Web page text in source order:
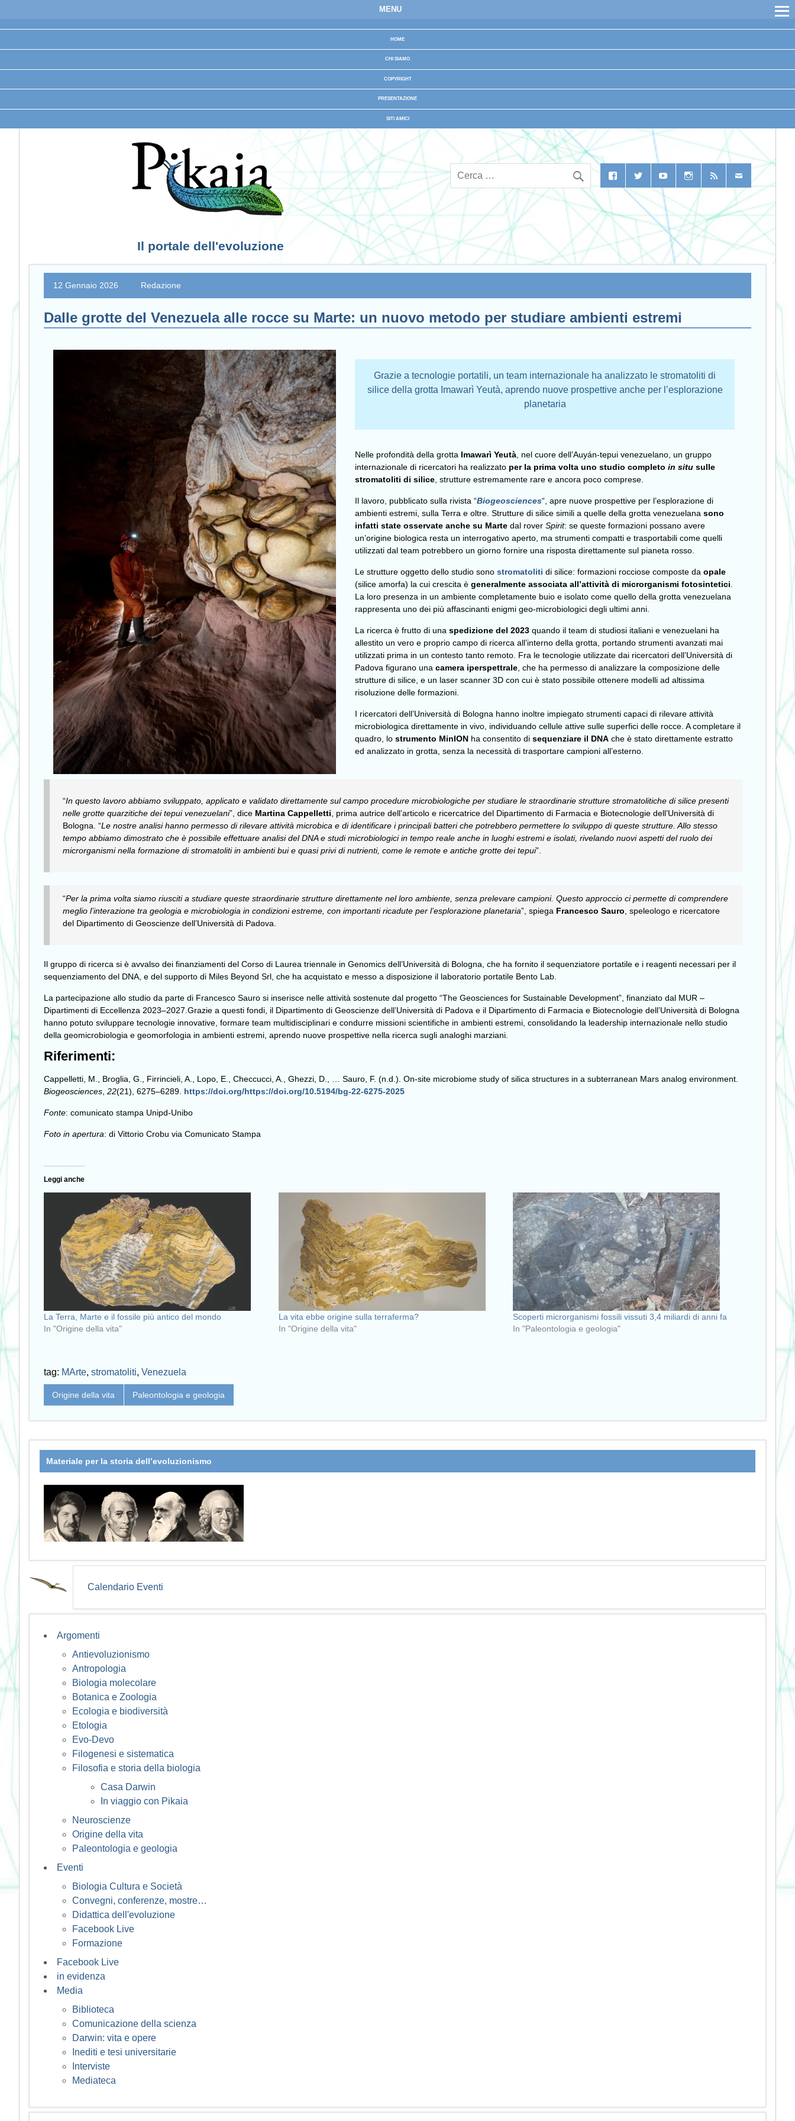
MENU
HOME
CHI SIAMO
COPYRIGHT
PRESENTAZIONE
SITI AMICI
Il portale dell'evoluzione
12 Gennaio 2026 Redazione
Dalle grotte del Venezuela alle rocce su Marte: un nuovo metodo per studiare ambienti estremi
Grazie a tecnologie portatili, un team internazionale ha analizzato le stromatoliti di
silice della grotta Imawarì Yeutà, aprendo nuove prospettive anche per l’esplorazione
planetaria
Nelle profondità della grotta Imawarì Yeutà , nel cuore dell’Auyán-tepui venezuelano, un gruppo
internazionale di ricercatori ha realizzato per la prima volta uno studio completoin situ sulle
stromatoliti di silice , strutture estremamente rare e ancora poco comprese.
Il lavoro, pubblicato sulla rivista “Biogeosciences“, apre nuove prospettive per l’esplorazione di
ambienti estremi, sulla Terra e oltre. Strutture di silice simili a quelle della grotta venezuelanasono
infatti state osservate anche su Marte dal roverSpirit: se queste formazioni possano avere
un’origine biologica resta un interrogativo aperto, ma strumenti compatti e trasportabili come quelli
utilizzati dal team potrebbero un giorno fornire una risposta direttamente sul pianeta rosso.
Le strutture oggetto dello studio sonostromatoliti di silice: formazioni rocciose composte daopale
(silice amorfa) la cui crescita ègeneralmente associata all’attività di microrganismi fotosintetici
La loro presenza in un ambiente completamente buio e isolato come quello della grotta venezuelana
rappresenta uno dei più affascinanti enigmi geo-microbiologici degli ultimi anni.
La ricerca è frutto di unaspedizione del 2023quando il team di studiosi italiani e venezuelani ha
allestito un vero e proprio campo di ricerca all’interno della grotta, portando strumenti avanzati mai
utilizzati prima in un contesto tanto remoto. Fra le tecnologie utilizzate dai ricercatori dell’Università di
Padova figurano una camera iperspettrale , che ha permesso di analizzare la composizione delle
strutture di silice, e un laser scanner 3D con cui è stato possibile ottenere modelli ad altissima
risoluzione delle formazioni.
I ricercatori dell’Università di Bologna hanno inoltre impiegato strumenti capaci di rilevare attività
microbiologica direttamente in vivo, individuando cellule attive sulle superfici delle rocce. A completare il
quadro, lostrumento MinION ha consentito disequenziare il DNA che è stato direttamente estratto
ed analizzato in grotta, senza la necessità di trasportare campioni all’esterno.
“In questo lavoro abbiamo sviluppato, applicato e validato direttamente sul campo procedure microbiologiche per studiare le straordinarie strutture stromatolitiche di silice presenti
nelle grotte quarzitiche dei tepui venezuelani”, dice Martina Cappelletti , prima autrice dell’articolo e ricercatrice del Dipartimento di Farmacia e Biotecnologie dell’Università di
Bologna. “Le nostre analisi hanno permesso di rilevare attività microbica e di identificare i principali batteri che potrebbero permettere lo sviluppo di queste strutture. Allo stesso
tempo abbiamo dimostrato che è possibile effettuare analisi del DNA e studi microbiologici in tempo reale anche in luoghi estremi e isolati, rivelando nuovi aspetti del ruolo dei
microrganismi nella formazione di stromatoliti in ambienti bui e quasi privi di nutrienti, come le remote e antiche grotte dei tepui”.
“Per la prima volta siamo riusciti a studiare queste straordinarie strutture direttamente nel loro ambiente, senza prelevare campioni. Questo approccio ci permette di comprendere
meglio l’interazione tra geologia e microbiologia in condizioni estreme, con importanti ricadute per l’esplorazione planetaria”, spiega Francesco Sauro , speleologo e ricercatore
del Dipartimento di Geoscienze dell’Università di Padova.
Il gruppo di ricerca si è avvalso dei finanziamenti del Corso di Laurea triennale in Genomics dell’Università di Bologna, che ha fornito il sequenziatore portatile e i reagenti necessari per il
sequenziamento del DNA, e del supporto di Miles Beyond Srl, che ha acquistato e messo a disposizione il laboratorio portatile Bento Lab.
La partecipazione allo studio da parte di Francesco Sauro si inserisce nelle attività sostenute dal progetto “The Geosciences for Sustainable Development”, finanziato dal MUR –
Dipartimenti di Eccellenza 2023–2027.Grazie a questi fondi, il Dipartimento di Geoscienze dell’Università di Padova e il Dipartimento di Farmacia e Biotecnologie dell’Università di Bologna
hanno potuto sviluppare tecnologie innovative, formare team multidisciplinari e condurre missioni scientifiche in ambienti estremi, consolidando la leadership internazionale nello studio
della geomicrobiologia e geomorfologia in ambienti estremi, aprendo nuove prospettive nella ricerca sugli analoghi marziani.
Riferimenti:
Cappelletti, M., Broglia, G., Firrincieli, A., Lopo, E., Checcucci, A., Ghezzi, D., … Sauro, F. (n.d.). On-site microbiome study of silica structures in a subterranean Mars analog environment.
Biogeosciences 22(21), 6275–6289. https://doi.org/https://doi.org/10.5194/bg-22-6275-2025
Fonte: comunicato stampa Unipd-Unibo
Foto in apertura: di Vittorio Crobu via Comunicato Stampa
Leggi anche
La Terra, Marte e il fossile più antico del mondo
In "Origine della vita"
La vita ebbe origine sulla terraferma?
In "Origine della vita"
Scoperti microrganismi fossili vissuti 3,4 miliardi di anni fa
In "Paleontologia e geologia"
tag: MArte, stromatoliti, Venezuela
Origine della vita Paleontologia e geologia
Materiale per la storia dell’evoluzionismo
Calendario Eventi
Argomenti
Antievoluzionismo
Antropologia
Biologia molecolare
Botanica e Zoologia
Ecologia e biodiversità
Etologia
Evo-Devo
Filogenesi e sistematica
Filosofia e storia della biologia
Casa Darwin
In viaggio con Pikaia
Neuroscienze
Origine della vita
Paleontologia e geologia
Eventi
Biologia Cultura e Società
Convegni, conferenze, mostre…
Didattica dell'evoluzione
Facebook Live
Formazione
Facebook Live
in evidenza
Media
Biblioteca
Comunicazione della scienza
Darwin: vita e opere
Inediti e tesi universitarie
Interviste
Mediateca